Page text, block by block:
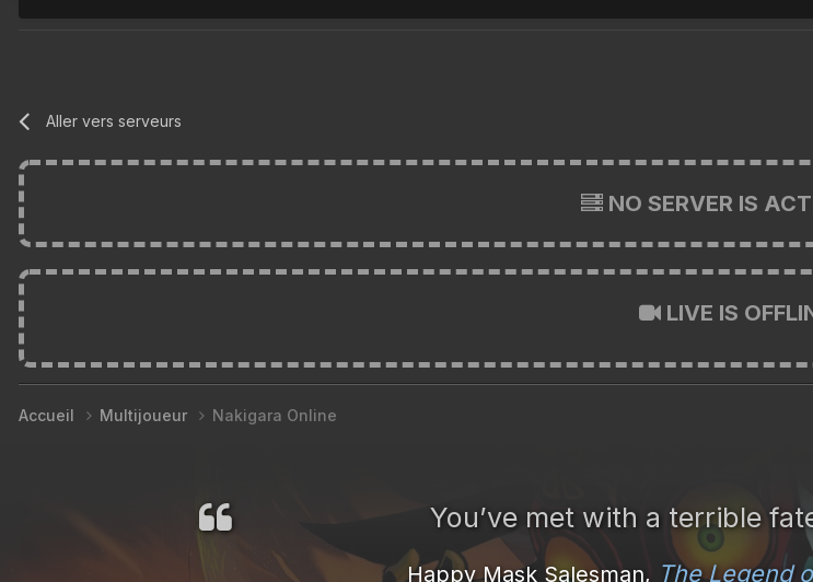
Aller vers serveurs
NO SERVER IS
LIVE IS
Accueil Multijoueur Nakigara Online
You’ve met with a terrible
Happy Mask Salesman, The Legend